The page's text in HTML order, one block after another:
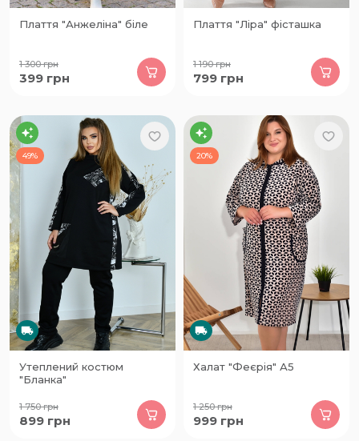
Плаття "Анжеліна" біле
1 300грн
399 грн
Плаття "Ліра" фісташка
1 190грн
799 грн
49%
Утеплений костюм
"Бланка"
1 750грн
899 грн
20%
Халат "Феєрія" А5
1 250грн
999 грн